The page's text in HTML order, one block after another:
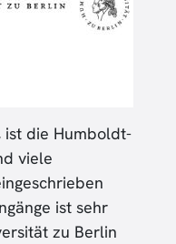
ist die Humboldt-
viele
ist sehr
zu Berlin